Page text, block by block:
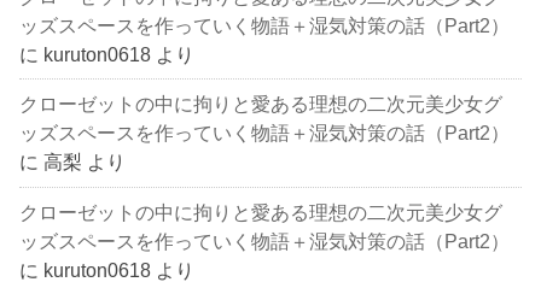
ッズスペースを作っていく物語＋湿気対策の話（Part2）
に kuruton0618 より
クローゼットの中に拘りと愛ある理想の二次元美少女グ
ッズスペースを作っていく物語＋湿気対策の話（Part2）
に高梨 より
クローゼットの中に拘りと愛ある理想の二次元美少女グ
ッズスペースを作っていく物語＋湿気対策の話（Part2）
に kuruton0618 より